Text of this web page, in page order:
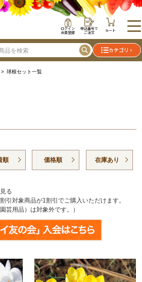
ログイン
会員登録
申込番号で
ご注文 カート
カテゴリ
> 球根セット一覧
順 価格順 在庫あり
る
引対象商品が1割引でご購入いただけます。
芸用品）は対象外です。）